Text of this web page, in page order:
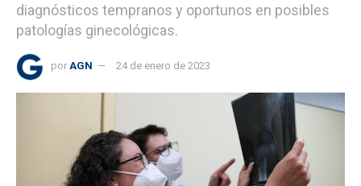
diagnósticos tempranos y oportunos en posibles
patologías ginecológicas.
por AGN 24 de enero de 2023